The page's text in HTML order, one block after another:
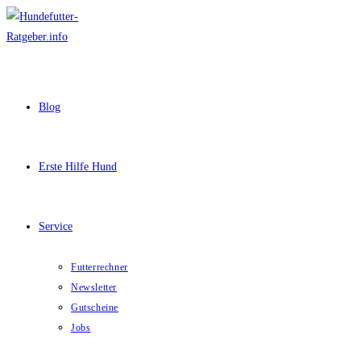
Zum
Inhalt
Blog
Erste Hilfe Hund
Service
Futterrechner
Newsletter
Gutscheine
Jobs